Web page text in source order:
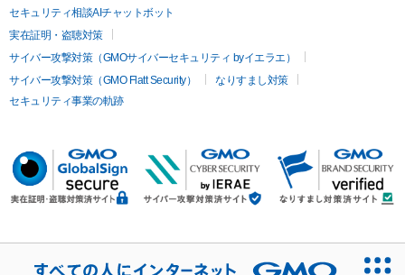
セキュリティ相談AIチャットボット
実在証明・盗聴対策
サイバー攻撃対策（GMOサイバーセキュリティ byイエラエ）
サイバー攻撃対策（GMO Flatt Security）
なりすまし対策
セキュリティ事業の軌跡